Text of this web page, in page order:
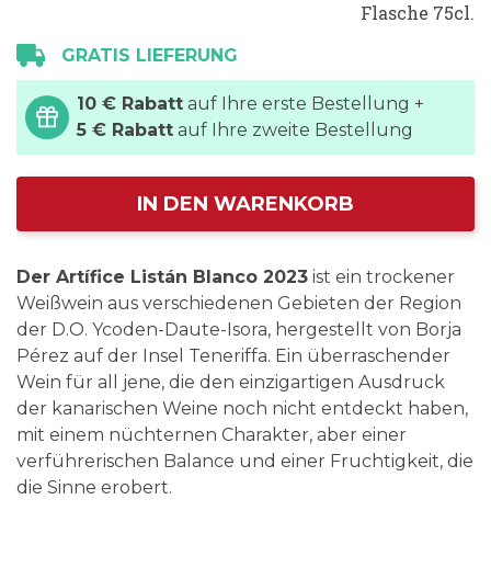
Flasche 75cl.
GRATIS LIEFERUNG
10 € Rabatt auf Ihre erste Bestellung +
5 € Rabatt auf Ihre zweite Bestellung
IN DEN WARENKORB
Der Artífice Listán Blanco 2023 ist ein trockener
Weißwein aus verschiedenen Gebieten der Region
der D.O. Ycoden-Daute-Isora, hergestellt von Borja
Pérez auf der Insel Teneriffa. Ein überraschender
Wein für all jene, die den einzigartigen Ausdruck
der kanarischen Weine noch nicht entdeckt haben,
mit einem nüchternen Charakter, aber einer
verführerischen Balance und einer Fruchtigkeit, die
die Sinne erobert.